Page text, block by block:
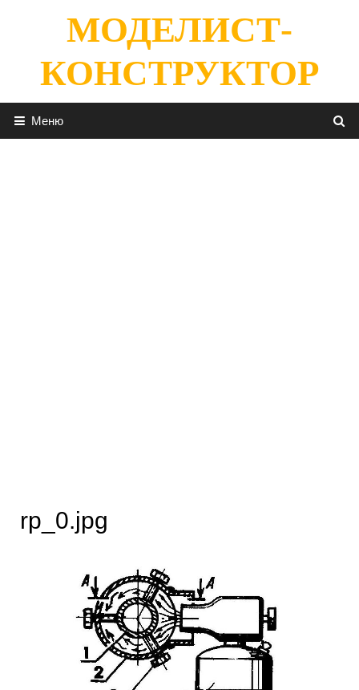
содержимомуМОДЕЛИСТ-
КОНСТРУКТОР
Меню
rp_0.jpg